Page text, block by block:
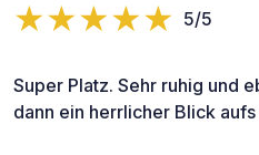
5/5
Super Platz. Sehr ruhig und
dann ein herrlicher Blick